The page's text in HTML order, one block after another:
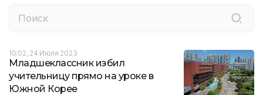
10:02, 24 Июля 2023
Младшеклассник избил
учительницу прямо на уроке в
Южной Корее